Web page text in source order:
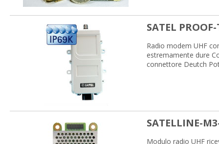
- Compatibile con
- Interfaccia seriale:
- Potenza max: 1 W
- Alimentazione: +4
SATEL
Radio modem UHF
estremamente dure
connettore Deutch
SATELLINE-
Modulo radio UHF